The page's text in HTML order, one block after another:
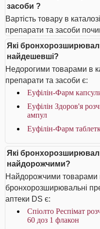
засоби ?
Вартість товару в
препарати та засоби
Які
найдешевші?
Недорогими товарами в
препарати та засоби є:
Еуфілін-Фарм
Еуфілін Здоров'я
ампул
Еуфілін-Фарм
Які
найдорожчими?
Найдорожчими товарами в
бронхорозширювальні
аптеки DS є:
Спіолто Респімат
60 доз 1 флакон